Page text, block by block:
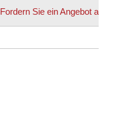
Fordern Sie ein Angebot an